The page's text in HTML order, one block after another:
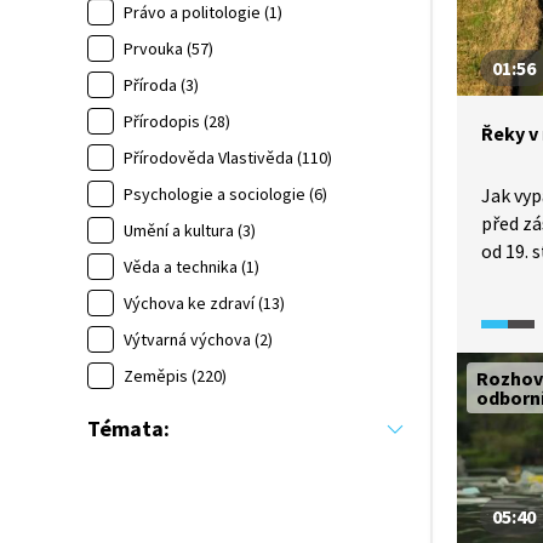
Právo a politologie (1)
Prvouka (57)
Příroda (3)
Přírodopis (28)
Přírodověda Vlastivěda (110)
Psychologie a sociologie (6)
Umění a kultura (3)
Věda a technika (1)
Výchova ke zdraví (13)
Výtvarná výchova (2)
Zeměpis (220)
Témata:
a
01:56
Řeky
Jak
před
od 19.
přijdou
05:40